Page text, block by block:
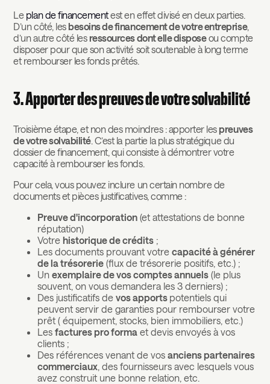
Le plan de financementest en effet divisé en deux parties.
D’un côté, les besoins de financement de votre entreprise,
d’un autre côté les ressources dont elle disposeou compte
disposer pour que son activité soit soutenable à long terme
et rembourser les fonds prêtés.
3. Apporter des preuves de votre solvabilité
Troisième étape, et non des moindres : apporter les preuves
de votre solvabilité. C’est la partie la plus stratégique du
dossier de financement, qui consiste à démontrer votre
capacité à rembourser les fonds.
Pour cela, vous pouvez inclure un certain nombre de
documents et pièces justificatives, comme :
Preuve d'incorporation (et attestations de bonne
réputation)
Votre historique de crédits ;
Les documents prouvant votrecapacité à générer
de la trésorerie (flux de trésorerie positifs, etc.) ;
Unexemplaire de vos comptes annuels (le plus
souvent, on vous demandera les 3 derniers) ;
Des justificatifs devos apports potentiels qui
peuvent servir de garanties pour rembourser votre
prêt ( équipement, stocks, bien immobiliers, etc.)
Lesfactures pro forma et devis envoyés à vos
clients ;
Des références venant de vosanciens partenaires
commerciaux , des fournisseurs avec lesquels vous
avez construit une bonne relation, etc.